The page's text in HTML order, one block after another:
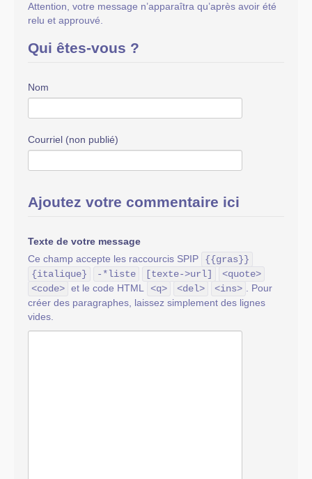
Attention, votre message n’apparaîtra qu’après avoir été
relu et approuvé.
Qui êtes-vous ?
Nom
Courriel (non publié)
Ajoutez votre commentaire ici
Texte de votre message
Ce champ accepte les raccourcis SPIP
{{gras}}
{italique}
-*liste [texte->url]
<quote>
<code> et le code HTML <q> <del> <ins>
. Pour
créer des paragraphes, laissez simplement des lignes
vides.